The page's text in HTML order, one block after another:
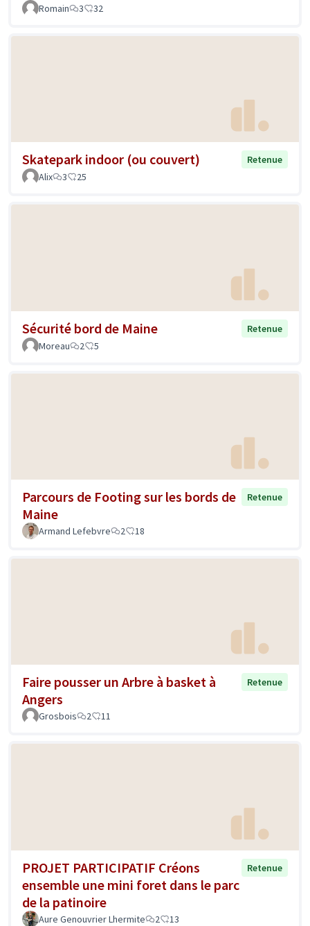
Romain 3 32
Skatepark indoor (ou couvert)
Retenue
Alix
3 25
Sécurité bord de Maine
Retenue
Moreau
2 5
Parcours de Footing sur les bords de
Maine
Retenue
Armand Lefebvre 2 18
Faire pousser un Arbre à basket à
Angers
Retenue
Grosbois 2 11
PROJET PARTICIPATIF Créons
ensemble une mini foret dans le parc
de la patinoire
Retenue
Aure Genouvrier Lhermite 2 13